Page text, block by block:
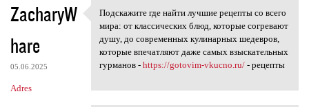
ZacharyW
hare
05.06.2025
Adres
Подскажите где найти лучшие
Подскажите где найти лучшие рецепты со всего
мира: от классических блюд, которые согревают
душу, до современных кулинарных шедевров,
которые впечатляют даже самых взыскательных
гурманов - https://gotovim-vkucno.ru/- рецепты